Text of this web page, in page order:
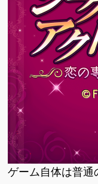
ゲーム自体は普通